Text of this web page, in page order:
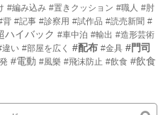
#編み込み #置きクッション #職人 #肘
背 #記事 #診察用 #試作品 #読売新聞 #
ハイバック #車中泊 #輸出 #造形芸術
違い #部屋を広く #配布 #金具 #門司
#電動 #風樂 #飛沫防止 #飲食 #飲食